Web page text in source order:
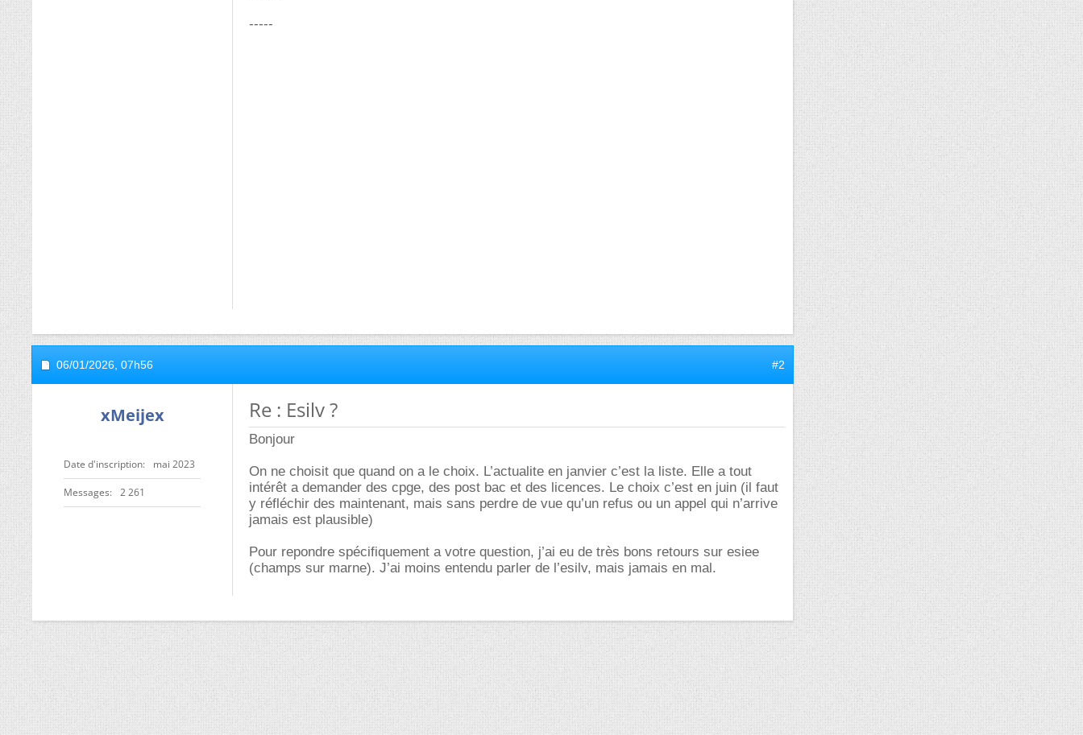
-----
06/01/2026, 07h56 #2
xMeijex
Date d'inscription mai 2023
Messages 2 261
Re : Esilv ?
Bonjour
On ne choisit que quand on a le choix. L’actualite en janvier c’est la liste. Elle a tout
intérêt a demander des cpge, des post bac et des licences. Le choix c’est en juin (il faut
y réfléchir des maintenant, mais sans perdre de vue qu’un refus ou un appel qui n’arrive
jamais est plausible)
Pour repondre spécifiquement a votre question, j’ai eu de très bons retours sur esiee
(champs sur marne). J’ai moins entendu parler de l’esilv, mais jamais en mal.